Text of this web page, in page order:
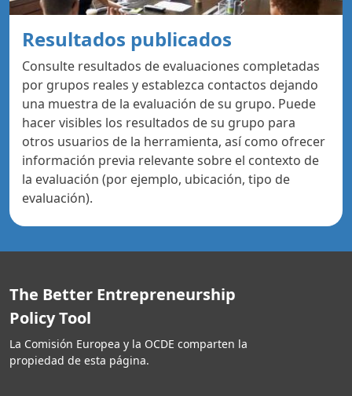
Resultados publicados
Consulte resultados de evaluaciones completadas
por grupos reales y establezca contactos dejando
una muestra de la evaluación de su grupo. Puede
hacer visibles los resultados de su grupo para
otros usuarios de la herramienta, así como ofrecer
información previa relevante sobre el contexto de
la evaluación (por ejemplo, ubicación, tipo de
evaluación).
The Better Entrepreneurship
Policy Tool
La Comisión Europea y la OCDE comparten la
propiedad de esta página.